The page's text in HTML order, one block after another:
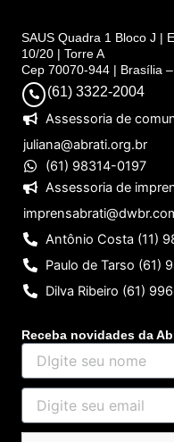
SAUS Quadra 1 Bloco J |
10/20 | Torre A
Cep 70070-944 | Brasília
(61) 3322-2004
Assessoria de
juliana@abrati.org.br
(61) 98314-0197
Assessoria de
Antônio Costa (11)
Paulo de Tarso (61)
Dilva Ribeiro (61)
Receba novidades da
DIgite
seu
nome
Digite
seu
email